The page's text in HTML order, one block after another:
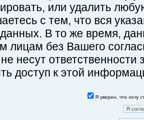
или удалить
с тем, что вся
В то же время,
лицам без Вашего
несут ответственности
доступ к этой
Я уверен, что хочу